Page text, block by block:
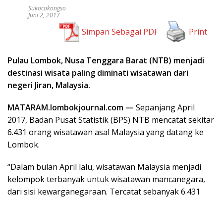
Sukocokongso
Juni 2, 2017
Simpan Sebagai PDF Print
Pulau Lombok, Nusa Tenggara Barat (NTB) menjadi
destinasi wisata paling diminati wisatawan dari
negeri Jiran, Malaysia.
MATARAM.lombokjournal.com — Sepanjang April
2017, Badan Pusat Statistik (BPS) NTB mencatat sekitar
6.431 orang wisatawan asal Malaysia yang datang ke
Lombok.
“Dalam bulan April lalu, wisatawan Malaysia menjadi
kelompok terbanyak untuk wisatawan mancanegara,
dari sisi kewarganegaraan. Tercatat sebanyak 6.431